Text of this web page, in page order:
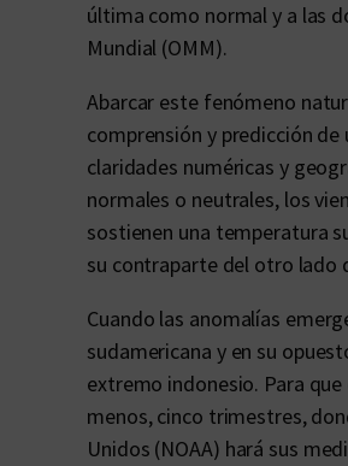
última como normal y a las
Mundial (OMM).
Abarcar este fenómeno
comprensión y predicción
claridades numéricas y
normales o neutrales, los
sostienen una temperatura
su contraparte del otro lado
Cuando las anomalías
sudamericana y en su
extremo indonesio. Para
menos, cinco trimestres,
Unidos (NOAA) hará sus